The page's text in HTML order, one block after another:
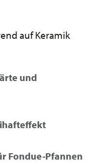
auf Keramik
und
Fondue-Pfannen